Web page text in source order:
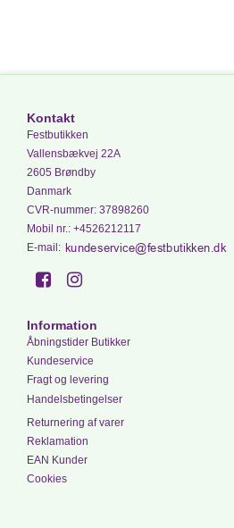
Kontakt
Festbutikken
Vallensbækvej 22A
2605 Brøndby
Danmark
CVR-nummer: 37898260
Mobil nr.: +4526212117
E-mail :
Information
Åbningstider Butikker
Kundeservice
Fragt og levering
Handelsbetingelser
Returnering af varer
Reklamation
EAN Kunder
Cookies